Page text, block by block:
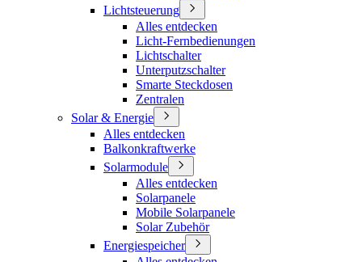
Lichtsteuerung
Alles entdecken
Licht-Fernbedienungen
Lichtschalter
Unterputzschalter
Smarte Steckdosen
Zentralen
Solar & Energie
Alles entdecken
Balkonkraftwerke
Solarmodule
Alles entdecken
Solarpanele
Mobile Solarpanele
Solar Zubehör
Energiespeicher